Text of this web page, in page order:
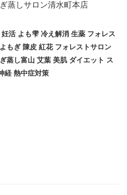
蒸しサロン清水町本店
活 よも雫 冷え解消 生薬 フォレス
もぎ 陳皮 紅花 フォレストサロン
蒸し富山 艾葉 美肌 ダイエット ス
経 熱中症対策